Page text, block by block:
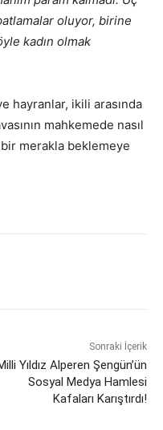
oluyor, birine
kadın olmak
hayranlar, ikili arasında
mahkemede nasıl
merakla beklemeye
Sonraki İçerik
Yıldız Alperen Şengün’ün
Sosyal Medya Hamlesi
Kafaları Karıştırdı!